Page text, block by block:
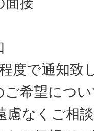
度で通知致
希望につ
慮なくご相